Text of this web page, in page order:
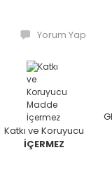
Yorum Yap
Katkı ve Koruyucu
İÇERMEZ